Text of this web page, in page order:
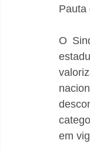
Pauta
O
em